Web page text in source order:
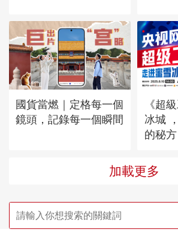
國貨當燃｜定格每一個
鏡頭，記錄每一個瞬間
《超
冰城
的秘方
加載更多